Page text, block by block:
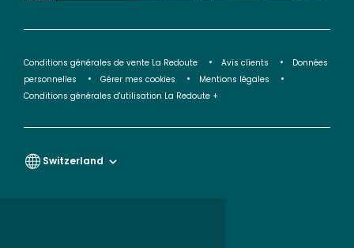
Conditions générales de vente La Redoute Avis clients
Données
personnelles
Gérer mes cookies
Mentions légales
Conditions générales d'utilisation La Redoute +
Switzerland